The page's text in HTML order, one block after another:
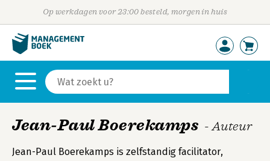
Op werkdagen voor 23:00 besteld, morgen in huis
Jean-Paul Boerekamps - Auteur
Jean-Paul Boerekamps is zelfstandig facilitator,